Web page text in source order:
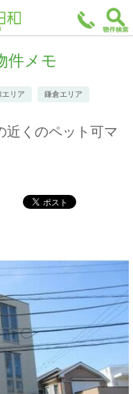
件メモ
エリア 鎌倉エリア
近くのペット可マ